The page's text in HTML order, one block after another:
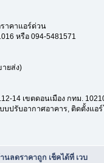
าคาแอร์ด่วน
หรือ 094-5481571
ายส่ง)
14 เขตดอนเมือง กทม.
บปรับอากาศอาคาร, ติดตั้งแ
นลดราคาถูก เช็คได้ที่ เวบ